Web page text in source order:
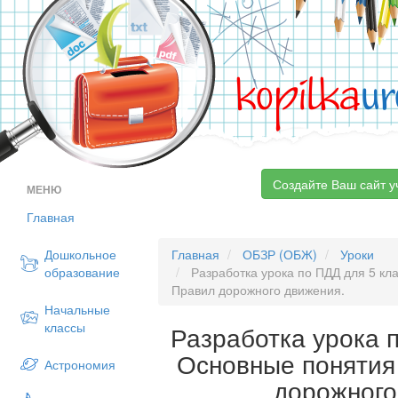
kopilka
МЕНЮ
Главная
Дошкольное
образование
Начальные
классы
Астрономия
Создайте Ваш сайт
Главная ОБЗР (ОБЖ)
Уроки
Разработка урока по ПДД для 5
Правил дорожного движения.
Разработка урока
Основные